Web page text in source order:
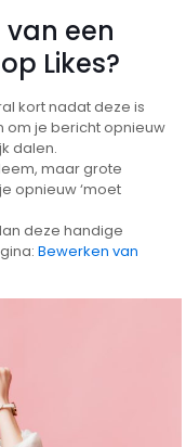
van een
Likes?
kort nadat deze is
om je bericht opnieuw
dalen.
maar grote
opnieuw ‘moet
deze handige
Bewerken van